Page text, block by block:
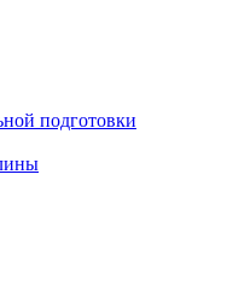
подготовки